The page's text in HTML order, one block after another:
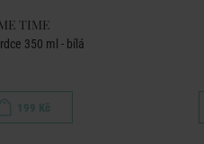
TIME
350 ml - bílá
199 Kč